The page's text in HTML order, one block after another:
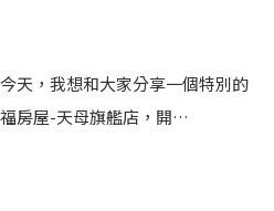
天，我想和大家分享一個特別的
房屋-天母旗艦店，開…